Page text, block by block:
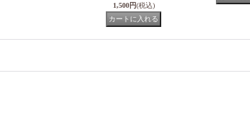
1,500円(税込)